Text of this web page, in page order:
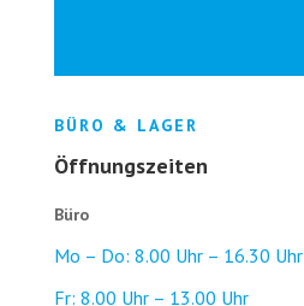
BÜRO & LAGER
Öffnungszeiten
Büro
Mo – Do: 8.00 Uhr – 16.30 Uhr
Fr: 8.00 Uhr – 13.00 Uhr